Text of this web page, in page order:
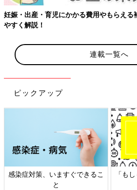
妊娠・出産・育児にかかる費用やもらえる
やすく解説！
連載一覧へ
ピックアップ
感染症対策、いますぐできるこ
と
「も